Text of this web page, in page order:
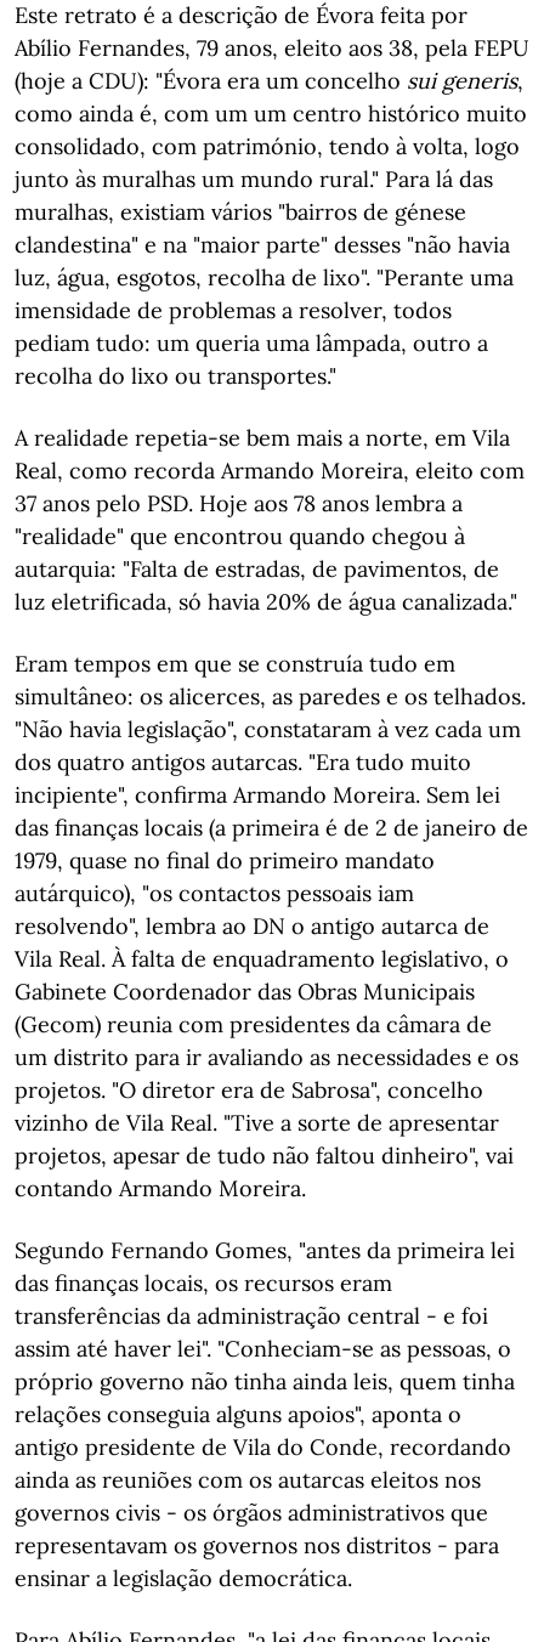
Este retrato é a descrição de Évora feita por
Abílio Fernandes, 79 anos, eleito aos 38, pela FEPU
(hoje a CDU): "Évora era um concelho sui generis,
como ainda é, com um um centro histórico muito
consolidado, com património, tendo à volta, logo
junto às muralhas um mundo rural." Para lá das
muralhas, existiam vários "bairros de génese
clandestina" e na "maior parte" desses "não havia
luz, água, esgotos, recolha de lixo". "Perante uma
imensidade de problemas a resolver, todos
pediam tudo: um queria uma lâmpada, outro a
recolha do lixo ou transportes."
A realidade repetia-se bem mais a norte, em Vila
Real, como recorda Armando Moreira, eleito com
37 anos pelo PSD. Hoje aos 78 anos lembra a
"realidade" que encontrou quando chegou à
autarquia: "Falta de estradas, de pavimentos, de
luz eletrificada, só havia 20% de água canalizada."
Eram tempos em que se construía tudo em
simultâneo: os alicerces, as paredes e os telhados.
"Não havia legislação", constataram à vez cada um
dos quatro antigos autarcas. "Era tudo muito
incipiente", confirma Armando Moreira. Sem lei
das finanças locais (a primeira é de 2 de janeiro de
1979, quase no final do primeiro mandato
autárquico), "os contactos pessoais iam
resolvendo", lembra ao DN o antigo autarca de
Vila Real. À falta de enquadramento legislativo, o
Gabinete Coordenador das Obras Municipais
(Gecom) reunia com presidentes da câmara de
um distrito para ir avaliando as necessidades e os
projetos. "O diretor era de Sabrosa", concelho
vizinho de Vila Real. "Tive a sorte de apresentar
projetos, apesar de tudo não faltou dinheiro", vai
contando Armando Moreira.
Segundo Fernando Gomes, "antes da primeira lei
das finanças locais, os recursos eram
transferências da administração central - e foi
assim até haver lei". "Conheciam-se as pessoas, o
próprio governo não tinha ainda leis, quem tinha
relações conseguia alguns apoios", aponta o
antigo presidente de Vila do Conde, recordando
ainda as reuniões com os autarcas eleitos nos
governos civis - os órgãos administrativos que
representavam os governos nos distritos - para
ensinar a legislação democrática.